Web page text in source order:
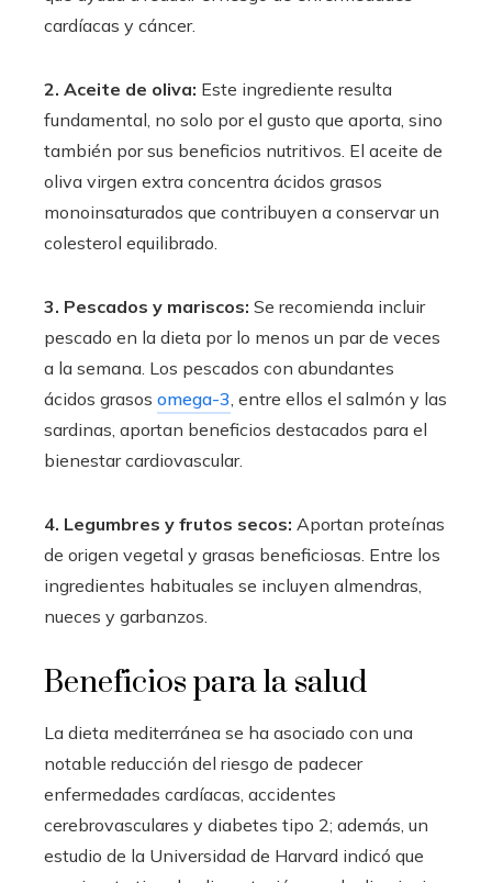
cardíacas y cáncer.
2. Aceite de oliva: Este ingrediente resulta
fundamental, no solo por el gusto que aporta, sino
también por sus beneficios nutritivos. El aceite de
oliva virgen extra concentra ácidos grasos
monoinsaturados que contribuyen a conservar un
colesterol equilibrado.
3. Pescados y mariscos: Se recomienda incluir
pescado en la dieta por lo menos un par de veces
a la semana. Los pescados con abundantes
ácidos grasos omega-3, entre ellos el salmón y las
sardinas, aportan beneficios destacados para el
bienestar cardiovascular.
4. Legumbres y frutos secos: Aportan proteínas
de origen vegetal y grasas beneficiosas. Entre los
ingredientes habituales se incluyen almendras,
nueces y garbanzos.
Beneficios para la salud
La dieta mediterránea se ha asociado con una
notable reducción del riesgo de padecer
enfermedades cardíacas, accidentes
cerebrovasculares y diabetes tipo 2; además, un
estudio de la Universidad de Harvard indicó que